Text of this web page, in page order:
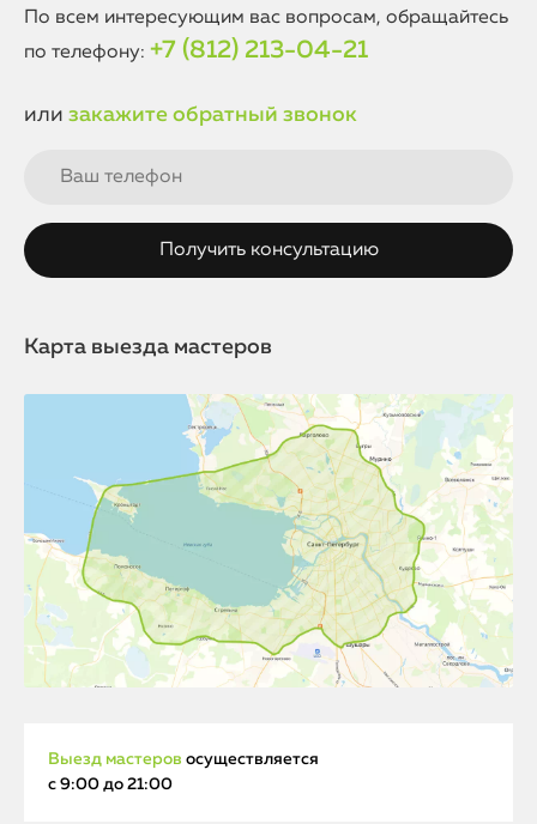
По всем интересующим вас вопросам, обращайтесь
по телефону: +7 (812) 213-04-21
или закажите обратный звонок
Карта выезда мастеров
Выезд мастеров осуществляется
с 9:00 до 21:00